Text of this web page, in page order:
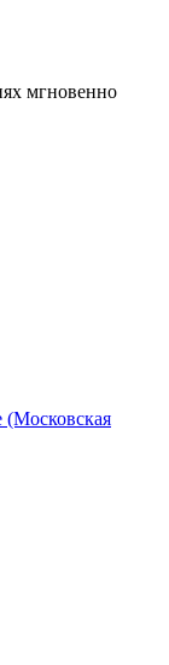
мгновенно
(Московская